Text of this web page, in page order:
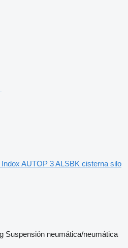
Indox AUTOP 3 ALSBK cisterna silo
Suspensión neumática/neumática